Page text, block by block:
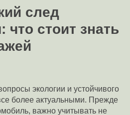
след
что стоит знать
экологии и устойчивого
более актуальными. Прежде
важно учитывать не